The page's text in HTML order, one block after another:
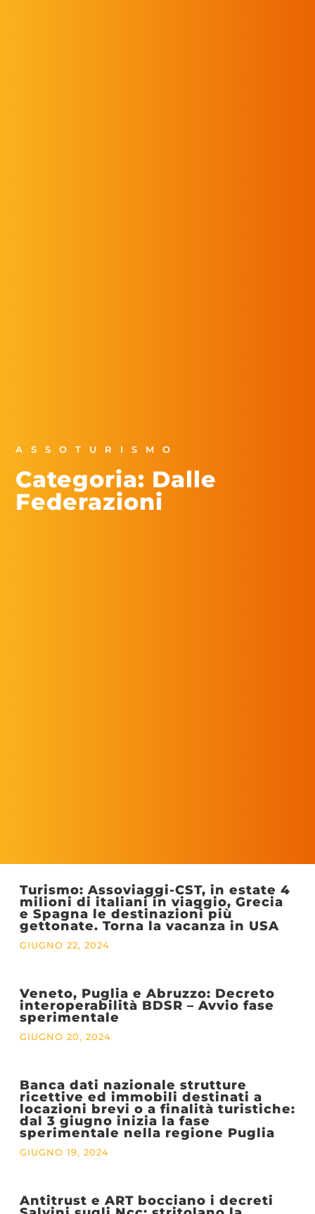
ASSOTURISMO
Categoria: Dalle
Federazioni
Turismo: Assoviaggi-CST, in estate 4
milioni di italiani in viaggio, Grecia
e Spagna le destinazioni più
gettonate. Torna la vacanza in USA
GIUGNO 22, 2024
Veneto, Puglia e Abruzzo: Decreto
interoperabilità BDSR – Avvio fase
sperimentale
GIUGNO 20, 2024
Banca dati nazionale strutture
ricettive ed immobili destinati a
locazioni brevi o a finalità turistiche:
dal 3 giugno inizia la fase
sperimentale nella regione Puglia
GIUGNO 19, 2024
Antitrust e ART bocciano i decreti